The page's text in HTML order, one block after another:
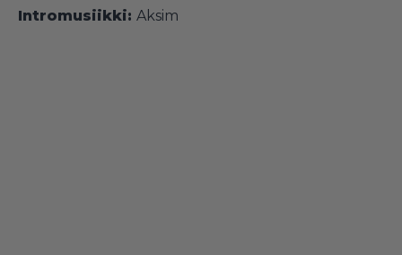
Intromusiikki: Aksim